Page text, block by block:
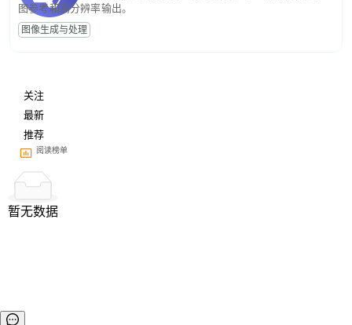
图参考和高分辨率输出。
图像生成与处理
关注
最新
推荐
阅读榜单
暂无数据